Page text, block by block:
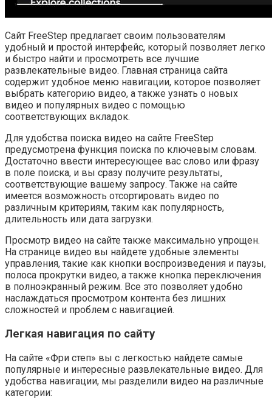
Сайт FreeStep предлагает своим пользователям
удобный и простой интерфейс, который позволяет легко
и быстро найти и просмотреть все лучшие
развлекательные видео. Главная страница сайта
содержит удобное меню навигации, которое позволяет
выбрать категорию видео, а также узнать о новых
видео и популярных видео с помощью
соответствующих вкладок.
Для удобства поиска видео на сайте FreeStep
предусмотрена функция поиска по ключевым словам.
Достаточно ввести интересующее вас слово или фразу
в поле поиска, и вы сразу получите результаты,
соответствующие вашему запросу. Также на сайте
имеется возможность отсортировать видео по
различным критериям, таким как популярность,
длительность или дата загрузки.
Просмотр видео на сайте также максимально упрощен.
На странице видео вы найдете удобные элементы
управления, такие как кнопки воспроизведения и паузы,
полоса прокрутки видео, а также кнопка переключения
в полноэкранный режим. Все это позволяет удобно
наслаждаться просмотром контента без лишних
сложностей и проблем с навигацией.
Легкая навигация по сайту
На сайте «Фри степ» вы с легкостью найдете самые
популярные и интересные развлекательные видео. Для
удобства навигации, мы разделили видео на различные
категории: